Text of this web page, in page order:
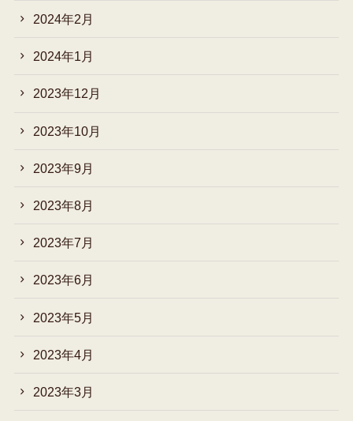
2024年2月
2024年1月
2023年12月
2023年10月
2023年9月
2023年8月
2023年7月
2023年6月
2023年5月
2023年4月
2023年3月